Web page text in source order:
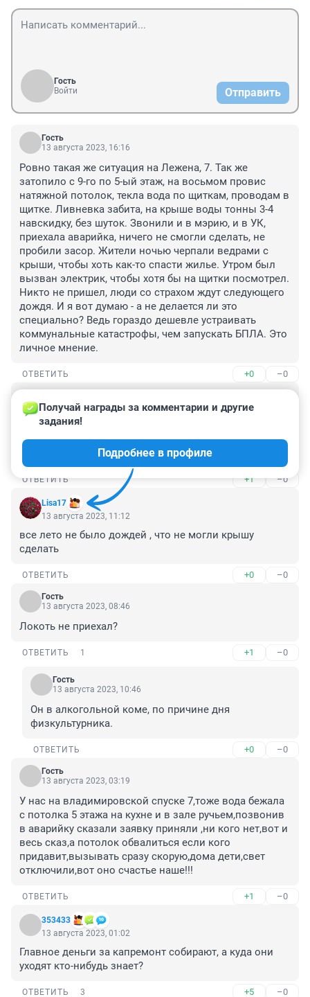
Гость
Войти
Отправить
Гость
13 августа 2023, 16:16
Ровно такая же ситуация на Лежена, 7. Так же
затопило с 9-го по 5-ый этаж, на восьмом провис
натяжной потолок, текла вода по щиткам, проводам в
щитке. Ливневка забита, на крыше воды тонны 3-4
навскидку, без шуток. Звонили и в мэрию, и в УК,
приехала аварийка, ничего не смогли сделать, не
пробили засор. Жители ночью черпали ведрами с
крыши, чтобы хоть как-то спасти жилье. Утром был
вызван электрик, чтобы хотя бы на щитки посмотрел.
Никто не пришел, люди со страхом ждут следующего
дождя. И я вот думаю - а не делается ли это
специально? Ведь гораздо дешевле устраивать
коммунальные катастрофы, чем запускать БПЛА. Это
личное мнение.
ОТВЕТИТЬ +0 –0
13 августа 2023, 12:39
Ощущаю невероятное качество обслуживания дома
со стороны потрясающей управляющей компании.
Преклоняюсь перед еë величием.
ОТВЕТИТЬ +1 –0
Lisa17
Получай награды за комментарии и другие
задания!
Подробнее в профиле
13 августа 2023, 11:12
все лето не было дождей , что не могли крышу
сделать
ОТВЕТИТЬ +0 –0
Гость
13 августа 2023, 08:46
Локоть не приехал?
ОТВЕТИТЬ 1 +1 –0
Гость
13 августа 2023, 10:46
Он в алкогольной коме, по причине дня
физкультурника.
ОТВЕТИТЬ +0 –0
Гость
13 августа 2023, 03:19
У нас на владимировской спуске 7,тоже вода бежала
с потолка 5 этажа на кухне и в зале ручьем,позвонив
в аварийку сказали заявку приняли ,ни кого нет,вот и
весь сказ,а потолок обвалиться если кого
придавит,вызывать сразу скорую,дома дети,свет
отключили,вот оно счастье наше!!!
ОТВЕТИТЬ +1 –0
353433
13 августа 2023, 01:02
Главное деньги за капремонт собирают, а куда они
уходят кто-нибудь знает?
ОТВЕТИТЬ 3 +5 –0